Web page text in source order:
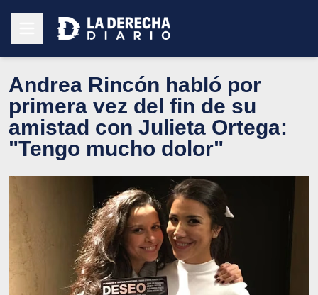
Andrea Rincón habló por
primera vez del fin de su
amistad con Julieta Ortega:
"Tengo mucho dolor"